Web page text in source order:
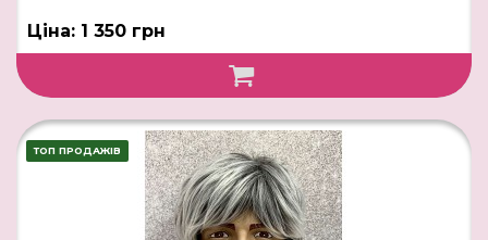
Ціна: 1 350 грн
ТОП ПРОДАЖІВ